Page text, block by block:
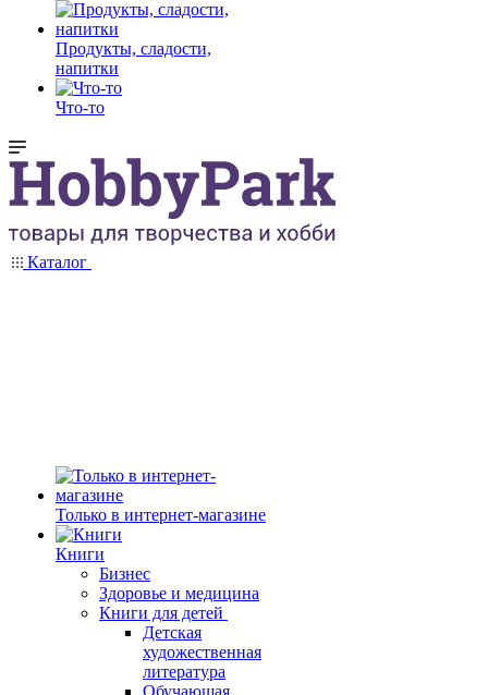
Продукты, сладости,
напитки
Что-то
Каталог
Только в интернет-магазине
Книги
Бизнес
Здоровье и медицина
Книги для детей
Детская
художественная
литература
Обучающая